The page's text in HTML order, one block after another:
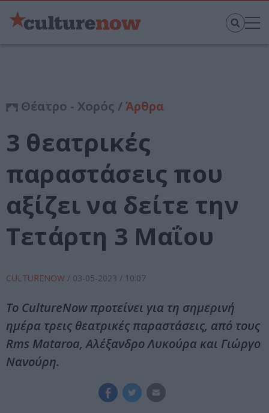
Θέατρο - Χορός /Άρθρα
3 θεατρικές
παραστάσεις που
αξίζει να δείτε την
Τετάρτη 3 Μαΐου
CULTURENOW / 03-05-2023 / 10:07
Το CultureNow προτείνει για τη σημερινή
ημέρα τρεις θεατρικές παραστάσεις, από τους
Rms Mataroa, Αλέξανδρο Λυκούρα και Γιώργο
Νανούρη.